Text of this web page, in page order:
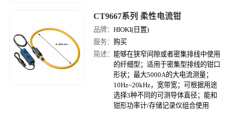
CT9667系列 柔性电流钳
品牌：HIOKI(日置)
服务： 购买
简述：能够在狭窄间隙或者密集排线中使用
的纤细型；适用于密集型排线的钳口
形状；最大5000A的大电流测量；
10Hz~20kHz，宽带宽；可根据用途
选择3种不同的可测导体直径；能和
钳形功率计/存储记录仪组合使用